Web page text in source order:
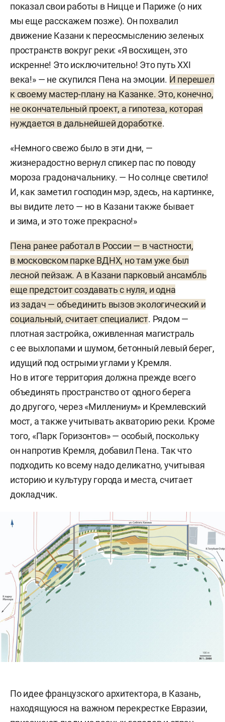
показал свои работы в Ницце и Париже (о них
мы еще расскажем позже). Он похвалил
движение Казани к переосмыслению зеленых
пространств вокруг реки: «Я восхищен, это
искренне! Это исключительно! Это путь XXI
века!» — не скупился Пена на эмоции. И перешел
к своему мастер-плану на Казанке. Это, конечно,
не окончательный проект, а гипотеза, которая
нуждается в дальнейшей доработке.
«Немного свежо было в эти дни, —
жизнерадостно вернул спикер пас по поводу
мороза градоначальнику. — Но солнце светило!
И, как заметил господин мэр, здесь, на картинке,
вы видите лето — но в Казани также бывает
и зима, и это тоже прекрасно!»
Пена ранее работал в России — в частности,
в московском парке ВДНХ, но там уже был
лесной пейзаж. А в Казани парковый ансамбль
еще предстоит создавать с нуля, и одна
из задач — объединить вызов экологический и
социальный, считает специалист. Рядом —
плотная застройка, оживленная магистраль
с ее выхлопами и шумом, бетонный левый берег,
идущий под острыми углами у Кремля.
Но в итоге территория должна прежде всего
объединять пространство от одного берега
до другого, через «Миллениум» и Кремлевский
мост, а также учитывать акваторию реки. Кроме
того, «Парк Горизонтов» — особый, поскольку
он напротив Кремля, добавил Пена. Так что
подходить ко всему надо деликатно, учитывая
историю и культуру города и места, считает
докладчик.
По идее французского архитектора, в Казань,
находящуюся на важном перекрестке Евразии,